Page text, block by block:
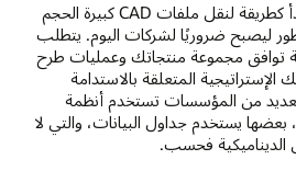
قد يكون برنامج PLM قد بدأ كطريقة لنقل ملفات CAD كبيرة الحجم
ليصبح ضروريًا لشركات اليوم. يتطلب
توافق مجموعة منتجاتك وعمليات طرح
المتعلقة بالاستدامة
من المؤسسات تستخدم أنظمة
يستخدم جداول البيانات، والتي لا
الديناميكية فحسب.